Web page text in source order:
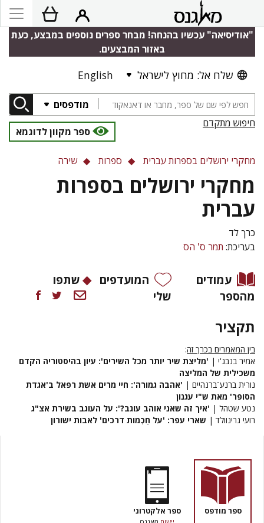
"אודיסיאה" עכשיו בהנחה! מבחר ספרים נוספים במבצע, כעת
באזור המבצעים.
שלח אל: מחוץ לישראל English
מודפסים
חיפוש מתקדם
ספר מקוון לדוגמא
מחקרי ירושלים בספרות עברית ספרות שירה
מחקרי ירושלים בספרות
עברית
כרך לד
בעריכת: תמר ס' הס
עמודים
מהספר
המועדפים
שלי
שתפו
תקציר
בין המאמרים בכרך זה:
אמיר בנבג'י | 'מליצת שיר יותר מכל השירים': עיון בהיסטוריה הקדם
משכילית של המליצה
נורית ברנע־ברנהיים | 'אהבה גמורה': חיי מרים אשת רפאל ב'אגדת
הסופר' מאת ש"י עגנון
נטע שטהל | 'איך זה שאני אוהב עוגב?': על העוגב בשירת אצ"ג
רועי גרינוולד | שארי עפר: 'על חַכְמות דרכים' לאבות ישורון
ספר מודפס ספר אלקטרוני